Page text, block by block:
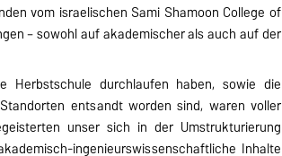
vom israelischen Sami Shamoon College of
– sowohl auf akademischer als auch auf der
Herbstschule durchlaufen haben, sowie die
entsandt worden sind, waren voller
unser sich in der Umstrukturierung
ingenieurswissenschaftliche Inhalte